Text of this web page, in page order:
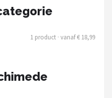
1 product · vanaf € 18,99